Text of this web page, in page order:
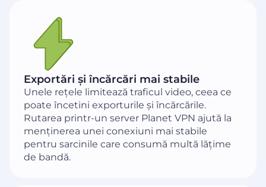
Exportări și încărcări mai stabile
Unele rețele limitează traficul video, ceea ce
poate încetini exporturile și încărcările.
Rutarea printr-un server Planet VPN ajută la
menținerea unei conexiuni mai stabile
pentru sarcinile care consumă multă lățime
de bandă.